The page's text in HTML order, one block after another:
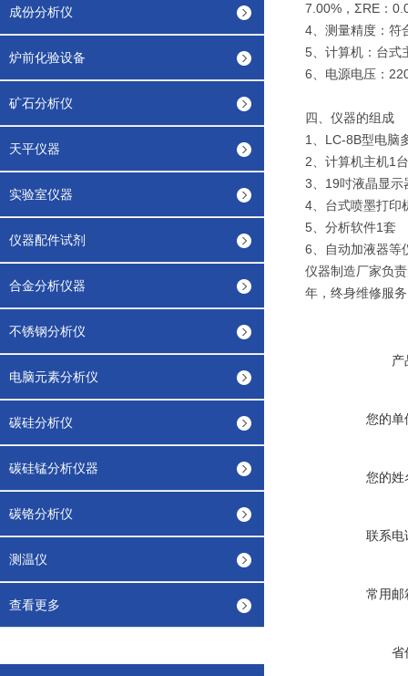
成份分析仪
炉前化验设备
矿石分析仪
天平仪器
实验室仪器
仪器配件试剂
合金分析仪器
不锈钢分析仪
电脑元素分析仪
碳硅分析仪
碳硅锰分析仪器
碳铬分析仪
测温仪
查看更多
7.00%，ΣRE：
4、测量精度：符
5、计算机：台式
6、电源电压：
四、仪器的组成
1、LC-8B型电脑
2、计算机主机1台
3、19吋液晶显示
4、台式喷墨打印
5、分析软件1套
6、自动加液器等
仪器制造厂家负
年，终身维修服
产
您的单
您的姓
联系电
常用邮
省